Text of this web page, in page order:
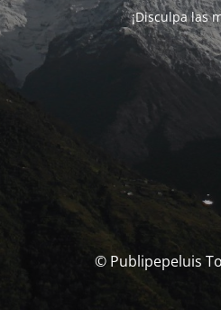
¡Disculpa las
© Publipepeluis